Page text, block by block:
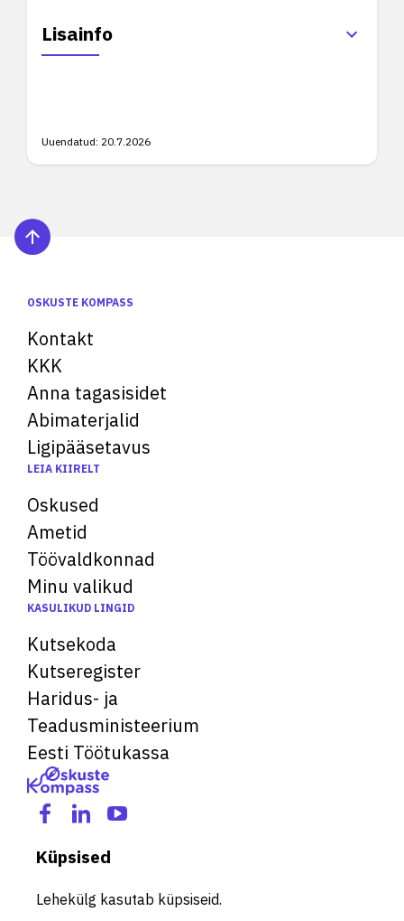
Lisainfo
Uuendatud: 20.7.2026
OSKUSTE KOMPASS
Kontakt
KKK
Anna tagasisidet
Abimaterjalid
Ligipääsetavus
LEIA KIIRELT
Oskused
Ametid
Töövaldkonnad
Minu valikud
KASULIKUD LINGID
Kutsekoda
Kutseregister
Haridus- ja
Teadusministeerium
Eesti Töötukassa
Küpsised
Lehekülg kasutab küpsiseid.